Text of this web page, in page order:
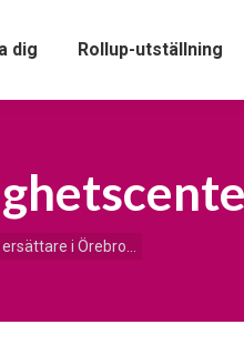
dig Rollup-utställning
ersättare i Örebro…